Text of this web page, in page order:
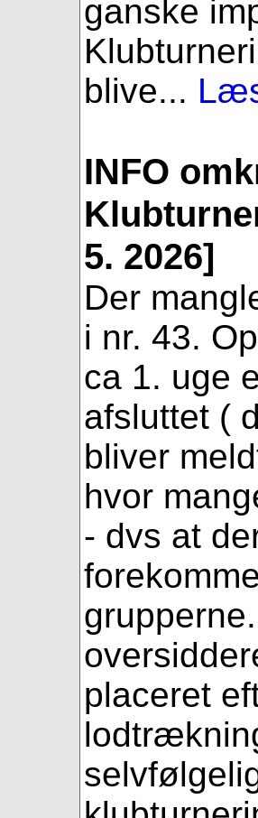
ganske
blive...
INFO
5. 2026]
Der
i nr. 43.
ca 1. uge
afsluttet (
bliver
hvor
- dvs at
placeret